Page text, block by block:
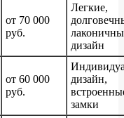
от 70 000
руб.
Легкие,
дизайн
от 60 000
руб.
дизайн,
замки